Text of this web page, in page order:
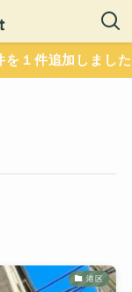
加しました。い
港区